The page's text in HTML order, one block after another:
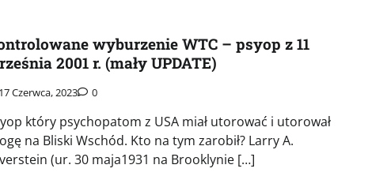
wyburzenie WTC – psyop z 11
2001 r. (mały UPDATE)
17 Czerwca, 2023 0
który psychopatom z USA miał utorować i utorował
na Bliski Wschód. Kto na tym zarobił? Larry A.
(ur. 30 maja1931 na Brooklynie […]